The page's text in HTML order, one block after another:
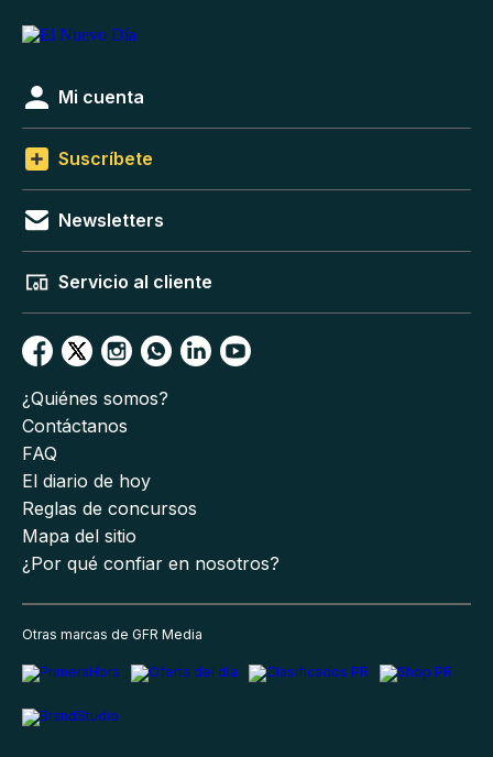
Mi cuenta
Suscríbete
Newsletters
Servicio al cliente
¿Quiénes somos?
Contáctanos
FAQ
El diario de hoy
Reglas de concursos
Mapa del sitio
¿Por qué confiar en nosotros?
Otras marcas de GFR Media